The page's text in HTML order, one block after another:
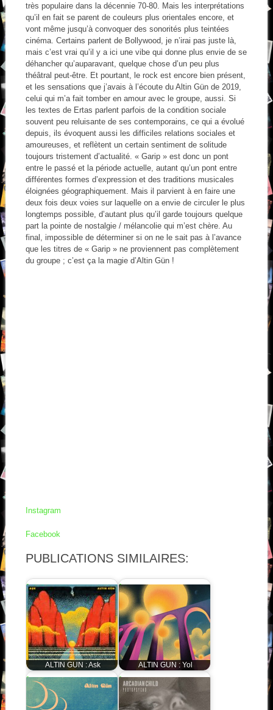
très populaire dans la décennie 70-80. Mais les interprétations
qu’il en fait se parent de couleurs plus orientales encore, et
vont même jusqu’à convoquer des sonorités plus teintées
cinéma. Certains parlent de Bollywood, je n’irai pas juste là,
mais c’est vrai qu’il y a ici une vibe qui donne plus envie de se
déhancher qu’auparavant, quelque chose d’un peu plus
théâtral peut-être. Et pourtant, le rock est encore bien présent,
et les sensations que j’avais à l’écoute du Altin Gün de 2019,
celui qui m’a fait tomber en amour avec le groupe, aussi. Si
les textes de Ertas parlent parfois de la condition sociale
souvent peu reluisante de ses contemporains, ce qui a évolué
depuis, ils évoquent aussi les difficiles relations sociales et
amoureuses, et reflètent un certain sentiment de solitude
toujours tristement d’actualité. « Garip » est donc un pont
entre le passé et la période actuelle, autant qu’un pont entre
différentes formes d’expression et des traditions musicales
éloignées géographiquement. Mais il parvient à en faire une
deux fois deux voies sur laquelle on a envie de circuler le plus
longtemps possible, d’autant plus qu’il garde toujours quelque
part la pointe de nostalgie / mélancolie qui m’est chère. Au
final, impossible de déterminer si on ne le sait pas à l’avance
que les titres de « Garip » ne proviennent pas complètement
du groupe ; c’est ça la magie d’Altin Gün !
Instagram
Facebook
PUBLICATIONS SIMILAIRES:
ALTIN GUN : Ask ALTIN GUN : Yol